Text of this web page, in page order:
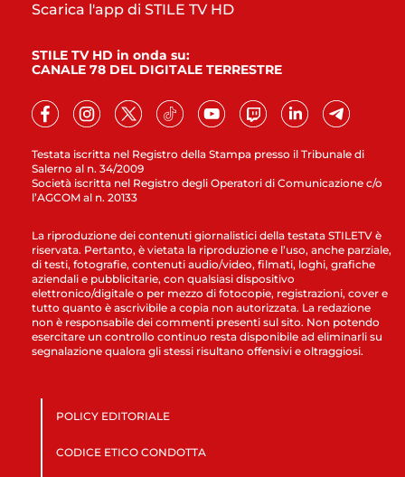
Testata iscritta nel Registro della Stampa presso il Tribunale di
Salerno al n. 34/2009
Società iscritta nel Registro degli Operatori di Comunicazione c/o
l’AGCOM al n. 20133
Scarica l'app di STILE TV HD
STILE TV HD in onda su:
CANALE 78 DEL DIGITALE TERRESTRE
La riproduzione dei contenuti giornalistici della testata STILETV è
riservata. Pertanto, è vietata la riproduzione e l’uso, anche parziale,
di testi, fotografie, contenuti audio/video, filmati, loghi, grafiche
aziendali e pubblicitarie, con qualsiasi dispositivo
elettronico/digitale o per mezzo di fotocopie, registrazioni, cover e
tutto quanto è ascrivibile a copia non autorizzata. La redazione
non è responsabile dei commenti presenti sul sito. Non potendo
esercitare un controllo continuo resta disponibile ad eliminarli su
segnalazione qualora gli stessi risultano offensivi e oltraggiosi.
POLICY EDITORIALE
CODICE ETICO CONDOTTA